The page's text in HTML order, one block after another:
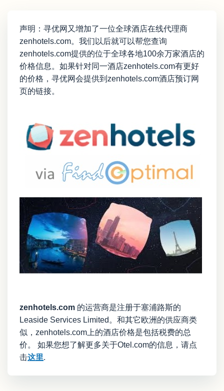
声明：寻优网又增加了一位全球酒店在线代理商
zenhotels.com。我们以后就可以帮您查询
zenhotels.com提供的位于全球各地100余万家酒店的
价格信息。如果针对同一酒店zenhotels.com有更好
的价格，寻优网会提供到zenhotels.com酒店预订网
页的链接。
zenhotels.com 的运营商是注册于塞浦路斯的
Leaside Services Limited。和其它欧洲的供应商类
似，zenhotels.com上的酒店价格是包括税费的总
价。 如果您想了解更多关于Otel.com的信息，请点
击这里.